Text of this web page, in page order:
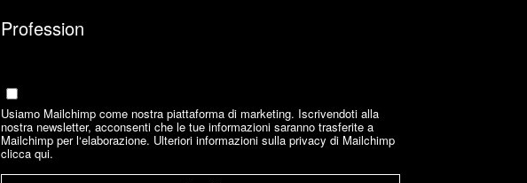
Usiamo Mailchimp come nostra piattaforma di marketing. Iscrivendoti alla
nostra newsletter, acconsenti che le tue informazioni saranno trasferite a
Mailchimp per l‘elaborazione. Ulteriori informazioni sulla privacy di Mailchimp
clicca qui.